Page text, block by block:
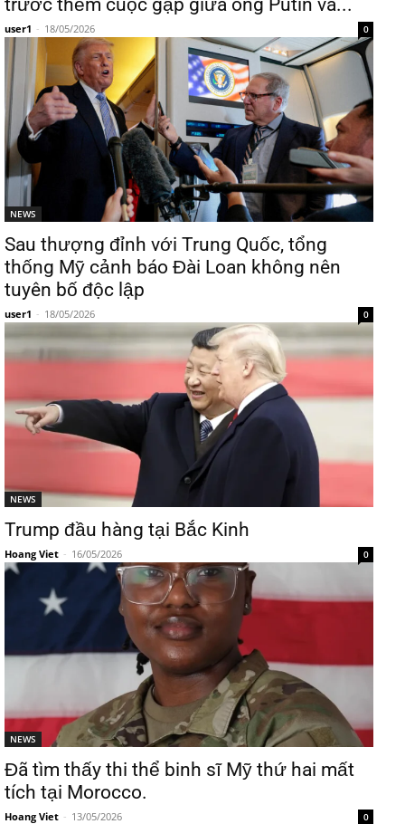
trước thềm cuộc gặp giữa ông Putin và...
user1 - 18/05/2026 0
NEWS
Sau thượng đỉnh với Trung Quốc, tổng
thống Mỹ cảnh báo Đài Loan không nên
tuyên bố độc lập
user1 - 18/05/2026 0
NEWS
Trump đầu hàng tại Bắc Kinh
Hoang Viet - 16/05/2026 0
NEWS
Đã tìm thấy thi thể binh sĩ Mỹ thứ hai mất
tích tại Morocco.
Hoang Viet - 13/05/2026 0